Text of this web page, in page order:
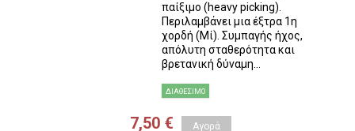
παίξιμο (heavy picking).
Περιλαμβάνει μια έξτρα 1η
χορδή (Μί). Συμπαγής ήχος,
απόλυτη σταθερότητα και
βρετανική δύναμη...
ΔΙΑΘΈΣΙΜΟ
7,50 € Αγορά